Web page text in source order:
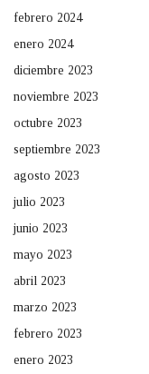
febrero 2024
enero 2024
diciembre 2023
noviembre 2023
octubre 2023
septiembre 2023
agosto 2023
julio 2023
junio 2023
mayo 2023
abril 2023
marzo 2023
febrero 2023
enero 2023